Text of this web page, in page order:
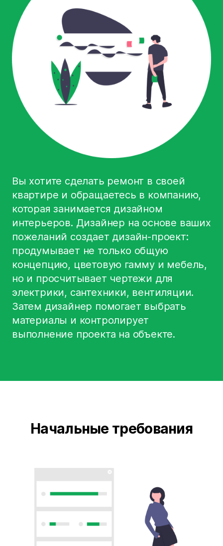
Вы хотите сделать ремонт в своей
квартире и обращаетесь в компанию,
которая занимается дизайном
интерьеров. Дизайнер на основе ваших
пожеланий создает дизайн-проект:
продумывает не только общую
концепцию, цветовую гамму и мебель,
но и просчитывает чертежи для
электрики, сантехники, вентиляции.
Затем дизайнер помогает выбрать
материалы и контролирует
выполнение проекта на объекте.
Начальные требования